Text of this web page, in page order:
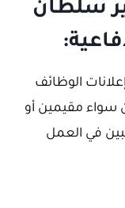
سلطان
الوظائف
سواء مقيمين أو
في العمل